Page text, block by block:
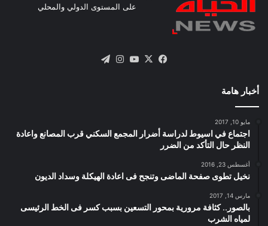
على المستوى الدولي والمحلي
فيسبوك
X يوتيوبانستقرام
أخبار هامة
مايو 10, 2017
اجتماع في اسيوط لدراسة أضرار المجمع السكني قرب المصانع واعادة
النظر حال التأكد من الضرر
أغسطس 23, 2016
نخيل تطوى صفحة الماضى وتنجح فى اعادة الهيكلة وسداد الديون
مارس 14, 2017
بالصور.. كثافة مرورية بمحور التسعين بسبب كسر فى الخط الرئيسى
لمياه الشرب